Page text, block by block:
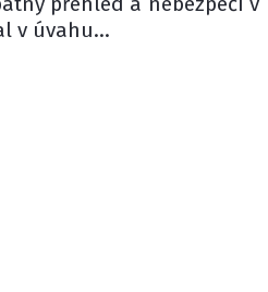
v úvahu...